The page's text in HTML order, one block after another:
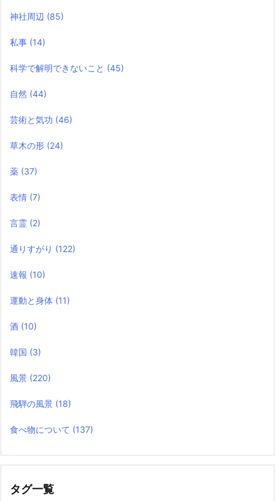
神社周辺 (85)
私事 (14)
科学で解明できないこと (45)
自然 (44)
芸術と気功 (46)
草木の形 (24)
薬 (37)
表情 (7)
言霊 (2)
通りすがり (122)
速報 (10)
運動と身体 (11)
酒 (10)
韓国 (3)
風景 (220)
飛騨の風景 (18)
食べ物について (137)
タグ一覧